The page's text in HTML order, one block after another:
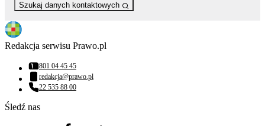
Szukaj danych kontaktowych
Redakcja serwisu Prawo.pl
Numer telefonu:
801 04 45 45
Adres email:
redakcja@prawo.pl
Numer telefonu:
22 535 88 00
Śledź nas